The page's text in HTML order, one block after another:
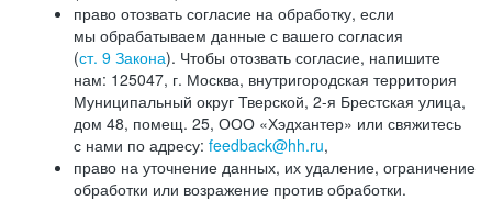
право отозвать согласие на обработку, если
мы обрабатываем данные с вашего согласия
(ст. 9 Закона). Чтобы отозвать согласие, напишите
нам: 125047, г. Москва, внутригородская территория
Муниципальный округ Тверской, 2-я Брестская улица,
дом 48, помещ. 25, ООО «Хэдхантер» или свяжитесь
с нами по адресу: feedback@hh.ru,
право на уточнение данных, их удаление, ограничение
обработки или возражение против обработки.